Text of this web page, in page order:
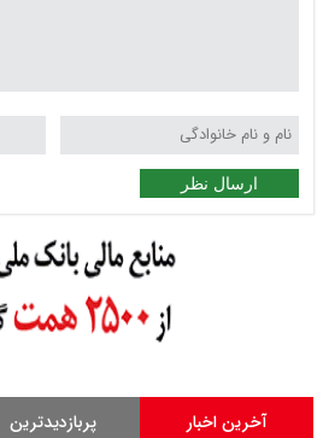
ارسال نظر
آخرین اخبار پربازدیدترین